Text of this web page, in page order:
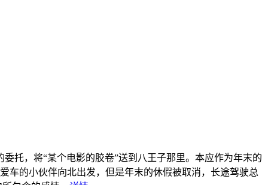
，将“某个电影的胶卷”送到八王子那里。本应作为年末的
车的小伙伴向北出发，但是年末的休假被取消，长途驾驶总